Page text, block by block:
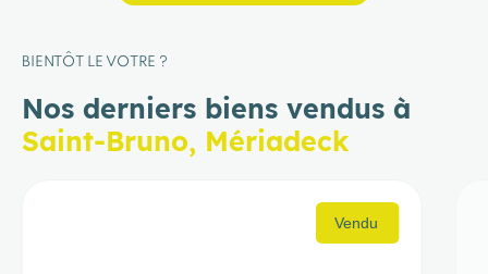
BIENTÔT LE VOTRE ?
Nos derniers biens vendus à
Saint-Bruno, Mériadeck